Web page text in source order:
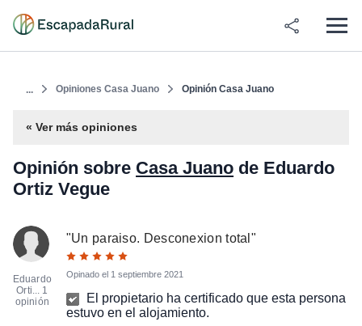
... Opiniones Casa Juano Opinión Casa Juano
« Ver más opiniones
Opinión sobre Casa Juano de Eduardo
Ortiz Vegue
Eduardo
Orti... 1
opinión
"Un paraiso. Desconexion total "
Opinado el 1 septiembre 2021
El propietario ha certificado que esta persona
estuvo en el alojamiento.